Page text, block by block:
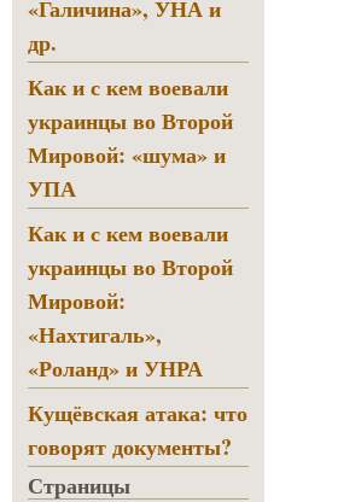
«Галичина», УНА и
др.
Как и с кем воевали
украинцы во Второй
Мировой: «шума» и
УПА
Как и с кем воевали
украинцы во Второй
Мировой:
«Нахтигаль»,
«Роланд» и УНРА
Кущёвская атака: что
говорят документы?
Страницы